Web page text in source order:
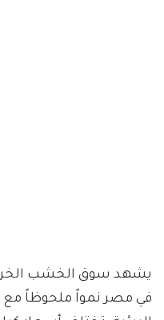
يشهد سوق الخشب
في مصر نمواً ملحوظاً مع